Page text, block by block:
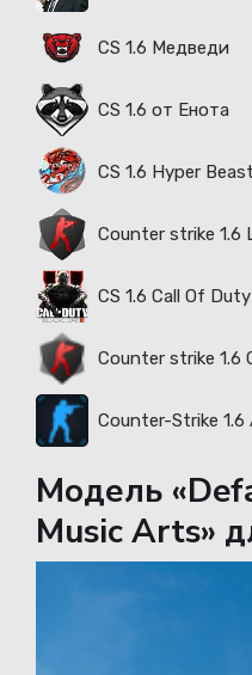
CS 1.6 Медведи
CS 1.6 от Енота
CS 1.6 Hyper Beast
Counter strike 1.6
CS 1.6 Call Of Duty
Counter strike 1.6
Counter-Strike 1.6
Модель
Music Arts»